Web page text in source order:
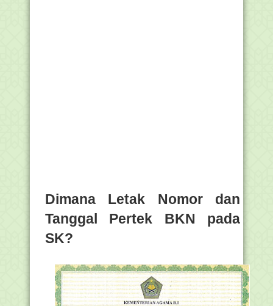
Dimana Letak Nomor dan
Tanggal Pertek BKN pada
SK?